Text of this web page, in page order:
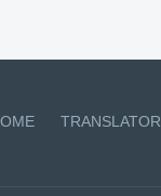
TRANSLATOR